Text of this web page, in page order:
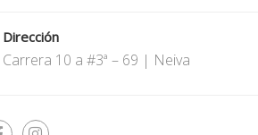
Dirección
Carrera 10 a #3ª – 69 | Neiva